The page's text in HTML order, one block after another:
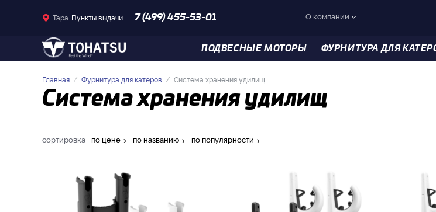
Тара Пункты выдачи 7 (499) 455-53-01 О компании
ПОДВЕСНЫЕ МОТОРЫ ФУРНИТУРА ДЛЯ
Главная Фурнитура для катеров Система хранения удилищ
Система хранения удилищ
сортировка по цене по названию по популярности